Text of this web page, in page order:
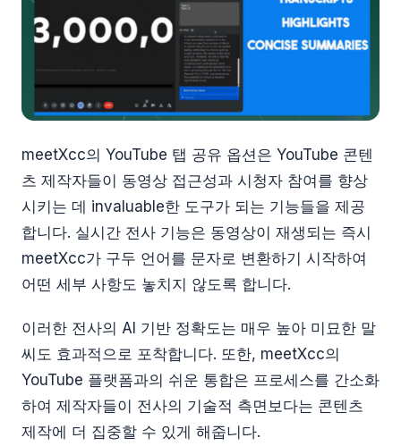
meetXcc의 YouTube 탭 공유 옵션은 YouTube 콘텐
츠 제작자들이 동영상 접근성과 시청자 참여를 향상
시키는 데 invaluable한 도구가 되는 기능들을 제공
합니다. 실시간 전사 기능은 동영상이 재생되는 즉시
meetXcc가 구두 언어를 문자로 변환하기 시작하여
어떤 세부 사항도 놓치지 않도록 합니다.
이러한 전사의 AI 기반 정확도는 매우 높아 미묘한 말
씨도 효과적으로 포착합니다. 또한, meetXcc의
YouTube 플랫폼과의 쉬운 통합은 프로세스를 간소화
하여 제작자들이 전사의 기술적 측면보다는 콘텐츠
제작에 더 집중할 수 있게 해줍니다.